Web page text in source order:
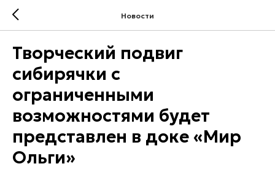
Новости
Творческий подвиг
сибирячки с
ограниченными
возможностями будет
представлен в доке «Мир
Ольги»